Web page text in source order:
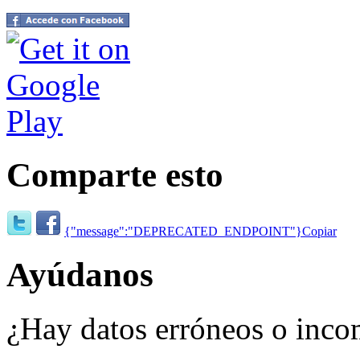
Comparte esto
{"message":"DEPRECATED_ENDPOINT"}Copiar
Ayúdanos
¿Hay datos erróneos o